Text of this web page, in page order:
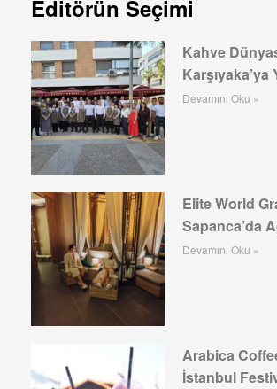
Editörün Seçimi
Kahve
Devamını Oku »
Elite World
Sapanca’da
Devamını Oku »
Arabica
İstanbul